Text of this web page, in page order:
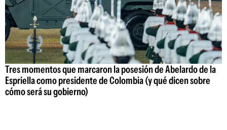
Tres momentos que marcaron la posesión de Abelardo de la
Espriella como presidente de Colombia (y qué dicen sobre
cómo será su gobierno)